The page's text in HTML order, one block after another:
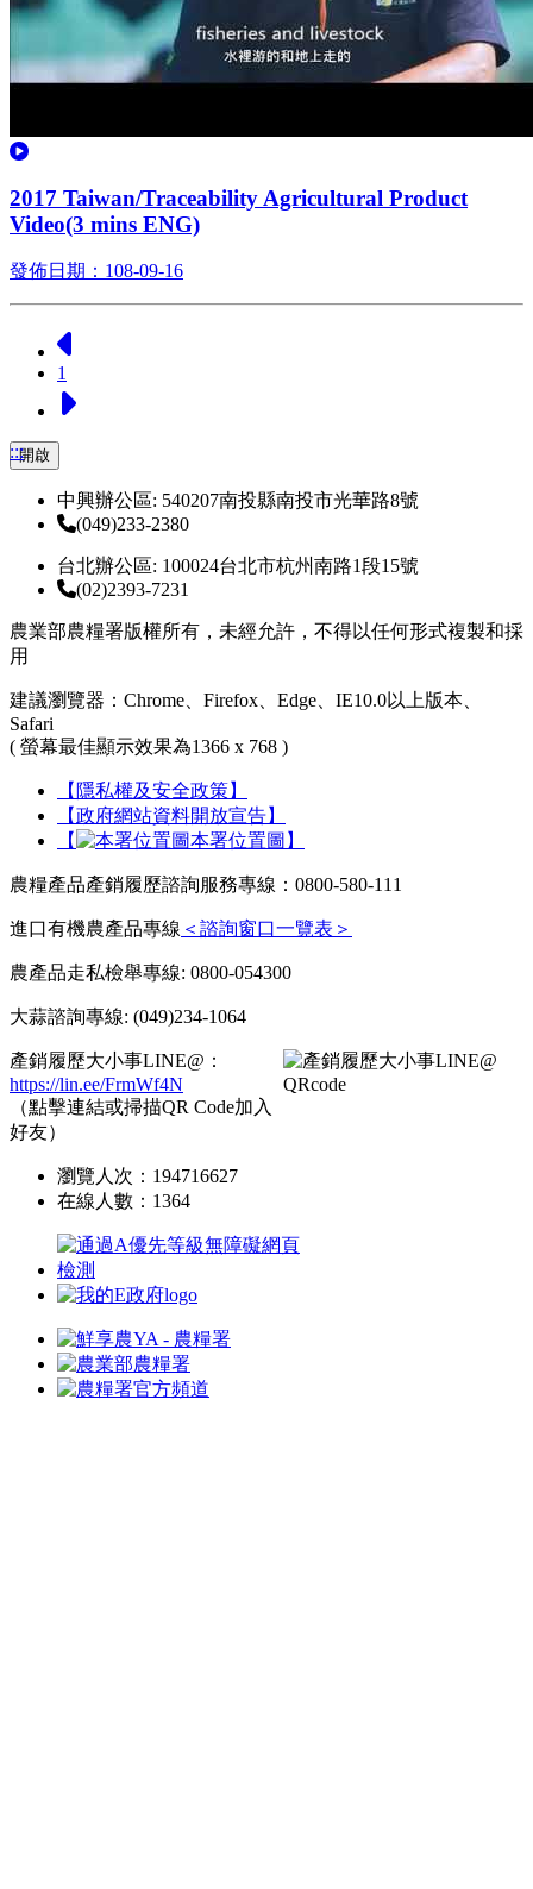
觀看
2017 Taiwan/Traceability Agricultural Product
Video(3 mins ENG)
發佈日期：108-09-16
1
:::開啟
中興辦公區: 540207南投縣南投市光華路8號
(049)233-2380
台北辦公區: 100024台北市杭州南路1段15號
(02)2393-7231
農業部農糧署版權所有，未經允許，不得以任何形式複製和採
用
建議瀏覽器：Chrome、Firefox、Edge、IE10.0以上版本、
Safari
( 螢幕最佳顯示效果為1366 x 768 )
【隱私權及安全政策】
【政府網站資料開放宣告】
【
本署位置圖】
農糧產品產銷履歷諮詢服務專線：0800-580-111
進口有機農產品專線 ＜諮詢窗口一覽表＞
農產品走私檢舉專線: 0800-054300
大蒜諮詢專線: (049)234-1064
產銷履歷大小事LINE@：
https://lin.ee/FrmWf4N
（點擊連結或掃描QR Code加入
好友）
瀏覽人次： 194716627
在線人數： 1364